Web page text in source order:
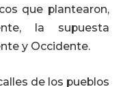
que plantearon,
la supuesta
y Occidente.
de los pueblos